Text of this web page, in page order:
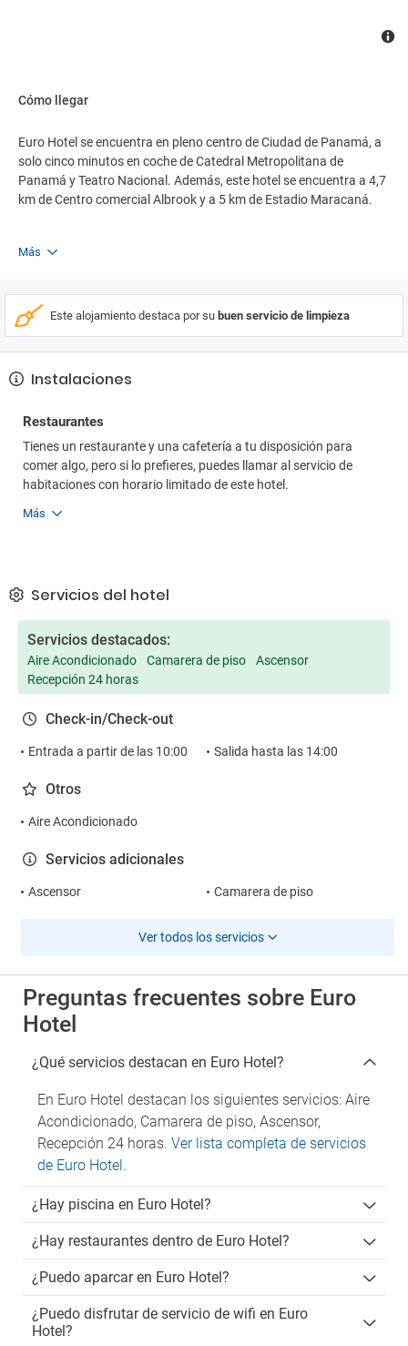
Cómo llegar
Euro Hotel se encuentra en pleno centro de Ciudad de Panamá, a
solo cinco minutos en coche de Catedral Metropolitana de
Panamá y Teatro Nacional. Además, este hotel se encuentra a 4,7
km de Centro comercial Albrook y a 5 km de Estadio Maracaná.
Más
Este alojamiento destaca por su buen servicio de limpieza
Instalaciones
Restaurantes
Tienes un restaurante y una cafetería a tu disposición para
comer algo, pero si lo prefieres, puedes llamar al servicio de
habitaciones con horario limitado de este hotel.
Más
Servicios del hotel
Servicios destacados:
Aire Acondicionado Camarera de piso
Ascensor
Recepción 24 horas
Check-in/Check-out
Entrada a partir de las 10:00 Salida hasta las 14:00
Otros
Aire Acondicionado
Servicios adicionales
Ascensor Camarera de piso
Ver todos los servicios
Preguntas frecuentes sobre Euro
Hotel
¿Qué servicios destacan en Euro Hotel?
En Euro Hotel destacan los siguientes servicios: Aire
Acondicionado, Camarera de piso, Ascensor,
Recepción 24 horas. Ver lista completa de servicios
de Euro Hotel.
¿Hay piscina en Euro Hotel?
¿Hay restaurantes dentro de Euro Hotel?
¿Puedo aparcar en Euro Hotel?
¿Puedo disfrutar de servicio de wifi en Euro
Hotel?